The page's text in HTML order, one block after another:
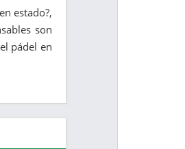
estado?,
son
pádel en